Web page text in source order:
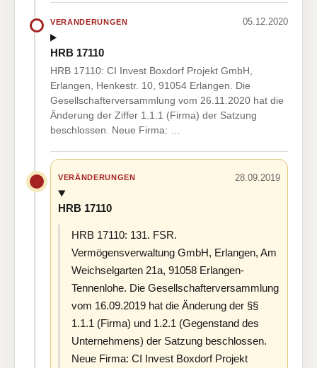
VERÄNDERUNGEN 05.12.2020
HRB 17110
HRB 17110: CI Invest Boxdorf Projekt GmbH,
Erlangen, Henkestr. 10, 91054 Erlangen. Die
Gesellschafterversammlung vom 26.11.2020 hat die
Änderung der Ziffer 1.1.1 (Firma) der Satzung
beschlossen. Neue Firma: …
VERÄNDERUNGEN 28.09.2019
HRB 17110
HRB 17110: 131. FSR.
Vermögensverwaltung GmbH, Erlangen, Am
Weichselgarten 21a, 91058 Erlangen-
Tennenlohe. Die Gesellschafterversammlung
vom 16.09.2019 hat die Änderung der §§
1.1.1 (Firma) und 1.2.1 (Gegenstand des
Unternehmens) der Satzung beschlossen.
Neue Firma: CI Invest Boxdorf Projekt